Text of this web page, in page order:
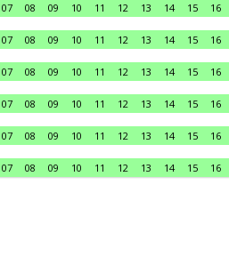
07 08 09 10 11 12 13 14 15 16
07 08 09 10 11 12 13 14 15 16
07 08 09 10 11 12 13 14 15 16
07 08 09 10 11 12 13 14 15 16
07 08 09 10 11 12 13 14 15 16
07 08 09 10 11 12 13 14 15 16